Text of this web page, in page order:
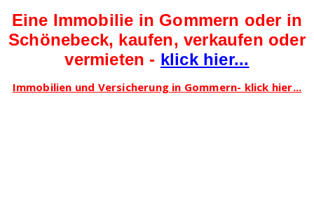
Eine Immobilie in Gommern oder in
Schönebeck, kaufen, verkaufen oder
vermieten - klick hier...
Immobilien und Versicherung in Gommern- klick hier...